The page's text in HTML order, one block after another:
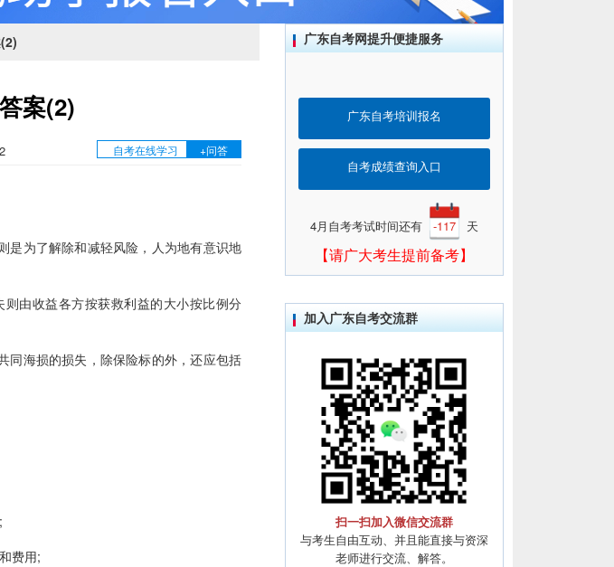
案(2)
自考在线学习 +问答
为了解除和减轻风险，人为地有意识地
由收益各方按获救利益的大小按比例分
海损的损失，除保险标的外，还应包括
费用;
广东自考网提升便捷服务
广东自考培训报名
自考成绩查询入口
4月自考考试时间还有 -117 天
【请广大考生提前备考】
加入广东自考交流群
扫一扫加入微信交流群
与考生自由互动、并且能直接与资深
老师进行交流、解答。